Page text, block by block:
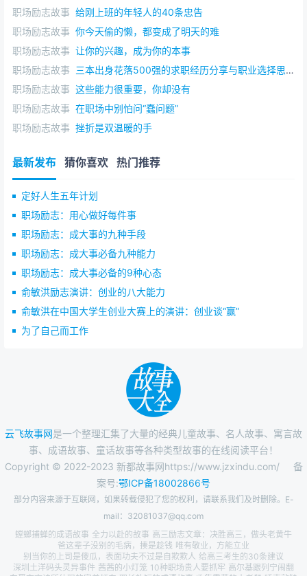
职场励志故事 给刚上班的年轻人的40条忠告
职场励志故事 你今天偷的懒，都变成了明天的难
职场励志故事 让你的兴趣，成为你的本事
职场励志故事 三本出身花落500强的求职经历分享与职业选择思考
职场励志故事 这些能力很重要，你却没有
职场励志故事 在职场中别怕问“蠢问题”
职场励志故事 挫折是双温暖的手
最新发布 猜你喜欢 热门推荐
定好人生五年计划
职场励志：用心做好每件事
职场励志：成大事的九种手段
职场励志：成大事必备九种能力
职场励志：成大事必备的9种心态
俞敏洪励志演讲：创业的八大能力
俞敏洪在中国大学生创业大赛上的演讲：创业谈“赢”
为了自己而工作
云飞故事网是一个整理汇集了大量的经典儿童故事、名人故事、寓言故
事、成语故事、童话故事等各种类型故事的在线阅读平台！
Copyright © 2022-2023 新都故事网https://www.jzxindu.com/
备
案号:鄂ICP备18002866号
部分内容来源于互联网，如果转载侵犯了您的权利，请联系我们及时删除。E-
mail：32081037@qq.com
螳螂捕蝉的成语故事 全力以赴的故事 高三励志文章：决胜高三，做头老黄牛
爸这辈子没别的毛病，揍是趁钱 唯有敬业，方能立业
别当你的上司是傻瓜，表面功夫不过是自欺欺人 给高三考生的30条建议
深圳土洋码头灵异事件 茜茜的小灯笼 10种职场贵人要抓牢 高尔基跟列宁闹翻